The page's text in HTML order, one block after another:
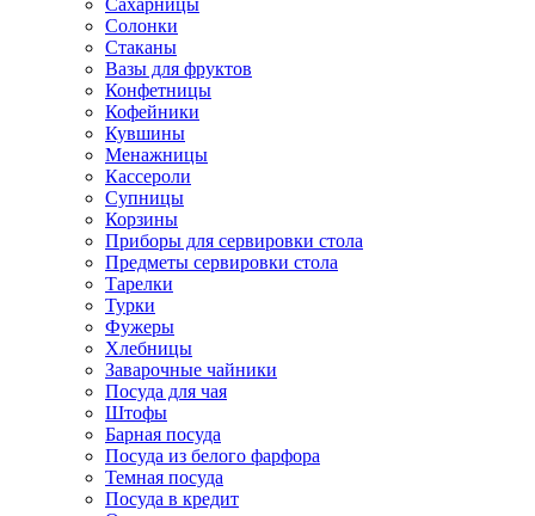
Сахарницы
Солонки
Стаканы
Вазы для фруктов
Конфетницы
Кофейники
Кувшины
Менажницы
Кассероли
Супницы
Корзины
Приборы для сервировки стола
Предметы сервировки стола
Тарелки
Турки
Фужеры
Хлебницы
Заварочные чайники
Посуда для чая
Штофы
Барная посуда
Посуда из белого фарфора
Темная посуда
Посуда в кредит